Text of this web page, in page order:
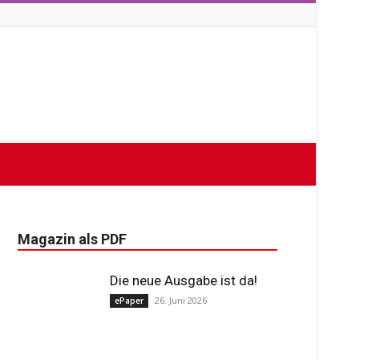
Magazin als PDF
Die neue Ausgabe ist da!
ePaper 26. Juni 2026